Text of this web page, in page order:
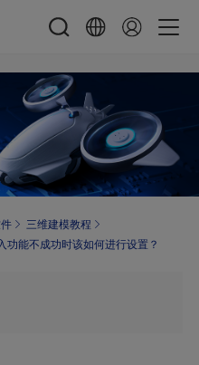
三维建模教程
功能不成功时该如何进行设置？